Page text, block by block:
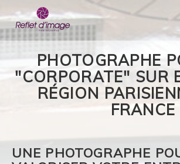
PHOTOGRAPHE
"CORPORATE" SUR
RÉGION
FRANCE
UNE PHOTOGRAPHE